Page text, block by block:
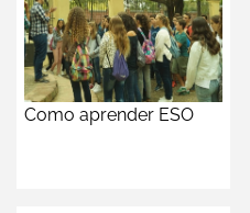
Como aprender ESO